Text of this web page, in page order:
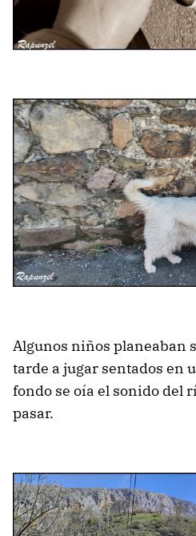
Algunos niños planeaban
tarde a jugar sentados en
fondo se oía el sonido del
pasar.